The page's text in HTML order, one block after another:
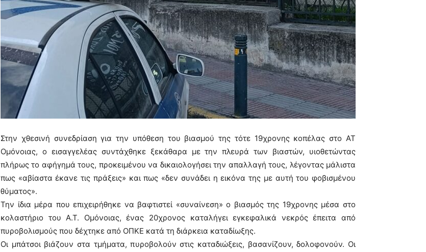
Στην χθεσινή συνεδρίαση για την υπόθεση του βιασμού της τότε 19χρονης κοπέλας στο ΑΤ
Ομόνοιας, ο εισαγγελέας συντάχθηκε ξεκάθαρα με την πλευρά των βιαστών, υιοθετώντας
πλήρως το αφήγημά τους, προκειμένου να δικαιολογήσει την απαλλαγή τους, λέγοντας μάλιστα
πως «αβίαστα έκανε τις πράξεις» και πως «δεν συνάδει η εικόνα της με αυτή του φοβισμένου
θύματος».
Την ίδια μέρα που επιχειρήθηκε να βαφτιστεί «συναίνεση» ο βιασμός της 19χρονης μέσα στο
κολαστήριο του Α.Τ. Ομόνοιας, ένας 20χρονος καταλήγει εγκεφαλικά νεκρός έπειτα από
πυροβολισμούς που δέχτηκε από ΟΠΚΕ κατά τη διάρκεια καταδίωξης.
Οι μπάτσοι βιάζουν στα τμήματα, πυροβολούν στις καταδιώξεις, βασανίζουν, δολοφονούν. Οι